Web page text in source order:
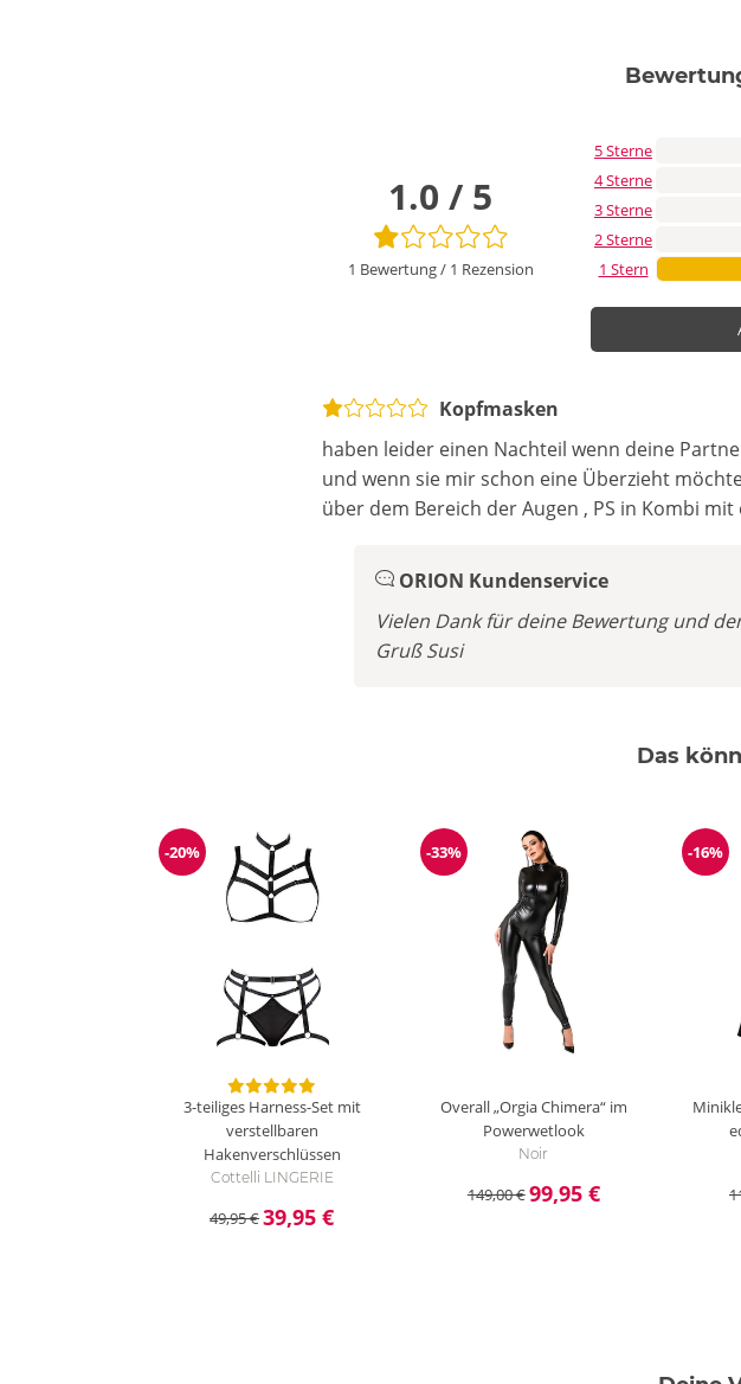
1.0 / 5
1 Bewertung/ 1 Rezension
5 Sterne
4 Sterne
3 Sterne
2 Sterne
1 Stern
Kopfmasken
haben leider einen Nachteil wenn deine
und wenn sie mir schon eine Überzieht
über dem Bereich der Augen , PS in Kombi
ORION Kundenservice
Vielen Dank für deine Bewertung und
Gruß Susi
Das
Reduzierung
-20%
3-teiliges Harness-Set mit
verstellbaren
Hakenverschlüssen
Cottelli LINGERIE
49,95 €39,95 €
Reduzierung
-33%
Overall „Orgia Chimera“ im
Powerwetlook
Noir
149,00 €99,95 €
-16%